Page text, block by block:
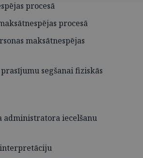
procesā
procesā
maksātnespējas
segšanai fiziskās
administratora iecelšanu
interpretāciju